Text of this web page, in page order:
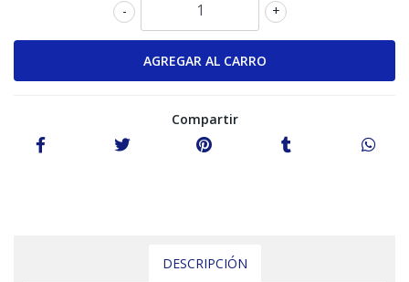
+
-
Compartir
DESCRIPCIÓN